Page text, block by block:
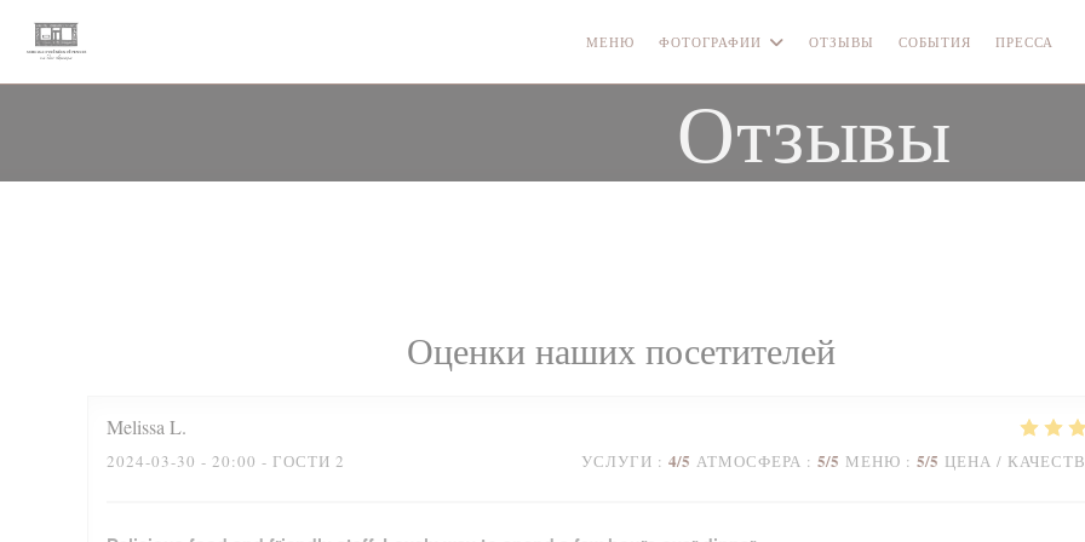
Панель управления cookies
МЕНЮ ФОТОГРАФИИ ОТЗЫВЫ СОБЫТИЯ ПРЕССА
Отзывы
Оценки наших посетителей
Melissa L
2024-03-30 - 20:00 - ГОСТИ 2 УСЛУГИ : 4/5 АТМОСФЕРА : 5/5 МЕНЮ : 5/5 ЦЕНА /